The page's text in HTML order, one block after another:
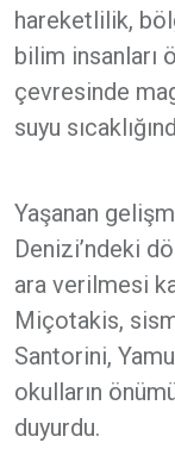
hareketlilik,
bilim insanları
çevresinde
suyu
Yaşanan
Denizi’ndeki
ara verilmesi
Miçotakis,
Santorini,
okulların
duyurdu.